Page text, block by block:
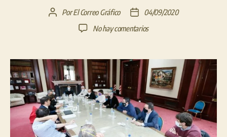
AutorPorEl Correo Gráfico
Fecha
de
04/09/2020
No hay comentariosen
reunió
con
intendentes
para
abordar
las
usurpaciones